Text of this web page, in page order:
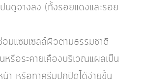
ปนดูจางลง (ทั้งรอยแดงและรอย
อมแซมเซลล์ผิวตามธรรมชาติ
หรือระคายเคืองบริเวณแผลเป็น
น้า หรือทาครีมปกปิดได้ง่ายขึ้น